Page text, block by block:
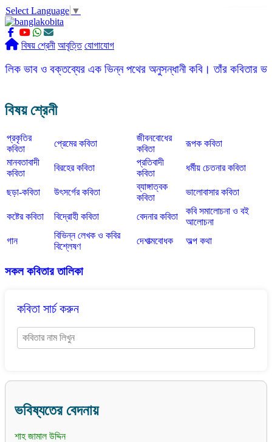
Select Language ▼
বিষয় শ্রেনী আবৃত্তি যোগাযোগ
বক্তব্যের এক ভিন্ন পথের অনুসন্ধানী কবি। তাঁর
বিষয় শ্রেনী
প্রকৃতির
কবিতা
প্রেমের কবিতা
জীবনবোধের
কবিতা
রূপক কবিতা
মানবতাবাদী
কবিতা
বিরহের কবিতা
প্রতিবাদী
কবিতা
ধর্মীয় চেতনার কবিতা
ছড়া-কবিতা উৎসর্গের কবিতা
ব্যাঙ্গাত্বক
কবিতা
ভালোবাসার কবিতা
কষ্টের কবিতা বিদ্রোহী কবিতা বেদনার কবিতা
কবি সমালোচনা ও বই
আলোচনা
গান
বিভিন্ন লেখক ও কবির
বিশ্লেষণ
দেশাত্মবোধক অল্প কথা
সকল কবিতার তালিকা
কবিতা সার্চ করুন
ভবিষ্যতের বেদনায়
শাহ জামাল উদ্দিন